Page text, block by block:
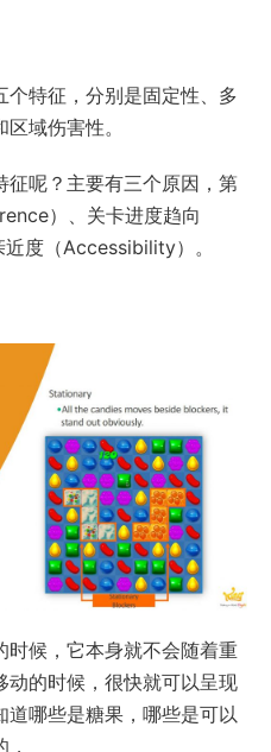
特征，分别是固定性、多
域伤害性。
征呢？主要有三个原因，第
）、关卡进度趋向
度（Accessibility）。
时候，它本身就不会随着重
动的时候，很快就可以呈现
哪些是糖果，哪些是可以